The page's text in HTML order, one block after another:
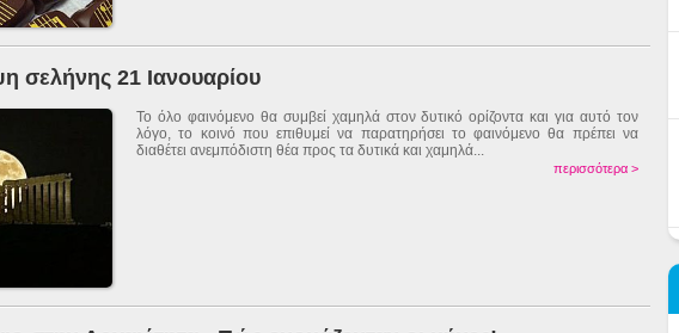
σελήνης 21 Ιανουαρίου
Το όλο φαινόμενο θα συμβεί χαμηλά στον δυτικό ορίζοντα και για αυτό τον
λόγο, το κοινό που επιθυμεί να παρατηρήσει το φαινόμενο θα πρέπει να
διαθέτει ανεμπόδιστη θέα προς τα δυτικά και χαμηλά...
περισσότερα >